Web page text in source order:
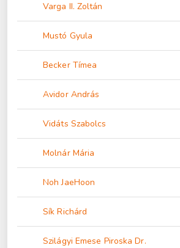
Varga II. Zoltán
Mustó Gyula
Becker Tímea
Avidor András
Vidáts Szabolcs
Molnár Mária
Noh JaeHoon
Sík Richárd
Szilágyi Emese Piroska Dr.